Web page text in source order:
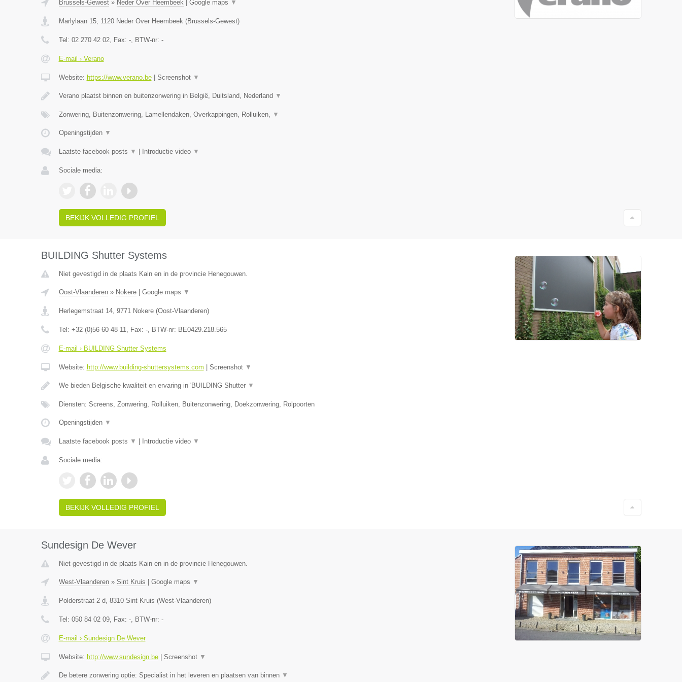
Brussels-Gewest» Neder Over Heembeek| Google maps ▼
Marlylaan 15, 1120 Neder Over Heembeek(Brussels-Gewest)
Tel: 02 270 42 02, Fax: -, BTW-nr: -
E-mail › Verano
Website: https://www.verano.be| Screenshot ▼
Verano plaatst binnen en buitenzonwering in België, Duitsland, Nederland ▼
Zonwering, Buitenzonwering, Lamellendaken, Overkappingen, Rolluiken, ▼
Openingstijden ▼
Laatste facebook posts ▼ Introductie video ▼
Sociale media:
BEKIJK VOLLEDIG PROFIEL
BUILDING Shutter Systems
Niet gevestigd in de plaats Kain en in de provincie Henegouwen.
Oost-Vlaanderen» Nokere| Google maps ▼
Herlegemstraat 14, 9771 Nokere(Oost-Vlaanderen)
Tel: +32 (0)56 60 48 11, Fax: -, BTW-nr: BE0429.218.565
E-mail › BUILDING Shutter Systems
Website: http://www.building-shuttersystems.com Screenshot ▼
We bieden Belgische kwaliteit en ervaring in 'BUILDING Shutter ▼
Diensten: Screens, Zonwering, Rolluiken, Buitenzonwering, Doekzonwering, Rolpoorten
Openingstijden ▼
Laatste facebook posts ▼ Introductie video ▼
Sociale media:
BEKIJK VOLLEDIG PROFIEL
Sundesign De Wever
Niet gevestigd in de plaats Kain en in de provincie Henegouwen.
West-Vlaanderen» Sint Kruis Google maps ▼
Polderstraat 2 d, 8310 Sint Kruis (West-Vlaanderen)
Tel: 050 84 02 09, Fax: -, BTW-nr: -
E-mail › Sundesign De Wever
Website: http://www.sundesign.be| Screenshot ▼
De betere zonwering optie: Specialist in het leveren en plaatsen van binnen ▼